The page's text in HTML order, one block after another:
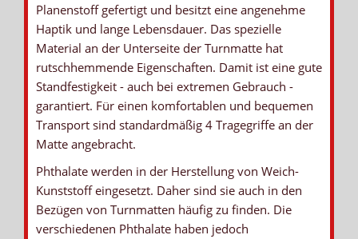
Planenstoff gefertigt und besitzt eine angenehme
Haptik und lange Lebensdauer. Das spezielle
Material an der Unterseite der Turnmatte hat
rutschhemmende Eigenschaften. Damit ist eine gute
Standfestigkeit - auch bei extremen Gebrauch -
garantiert. Für einen komfortablen und bequemen
Transport sind standardmäßig 4 Tragegriffe an der
Matte angebracht.
Phthalate werden in der Herstellung von Weich-
Kunststoff eingesetzt. Daher sind sie auch in den
Bezügen von Turnmatten häufig zu finden. Die
verschiedenen Phthalate haben jedoch